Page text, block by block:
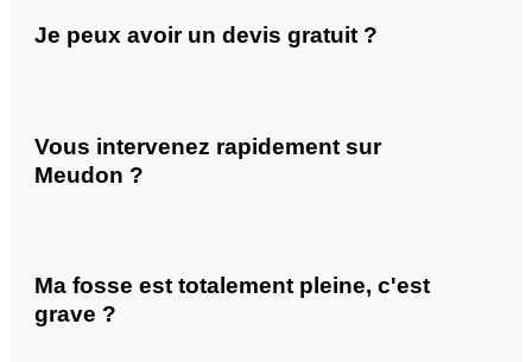
Je peux avoir un devis gratuit ?
Vous intervenez rapidement sur
Meudon ?
Ma fosse est totalement pleine, c'est
grave ?